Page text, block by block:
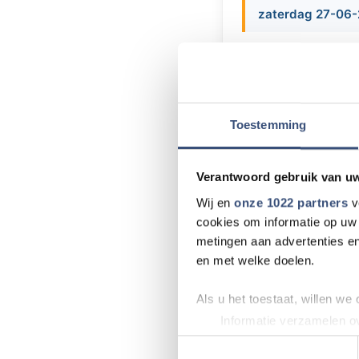
Toestemming
Verantwoord gebruik van
Wij en onze 1022 partners
cookies om informatie op
metingen aan advertenties
en met welke doelen.
Als u het toestaat, willen we
Informatie verzamelen
Uw apparaat
zaterdag 27-
Zaterdag 27 juni
Hollandse
diverse
Van harte welkom
uur.
Meer
Natuurbrand in
Politiek op